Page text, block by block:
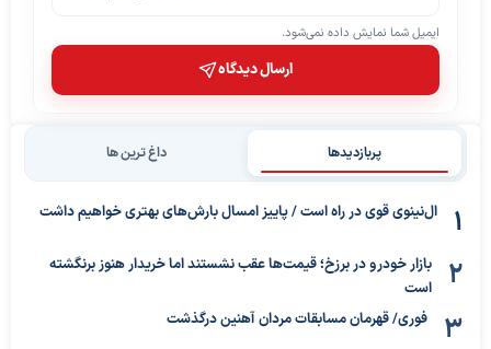
ایمیل شما نمایش داده نمی‌شود.
ارسال دیدگاه
پربازدیدها داغ ترین ها
ال‌نینوی قوی در راه است / پاییز امسال بارش‌های بهتری خواهیم داشت
بازار خودرو در برزخ؛ قیمت‌ها عقب نشستند اما خریدار هنوز برنگشته
است
فوری/ قهرمان مسابقات مردان آهنین درگذشت